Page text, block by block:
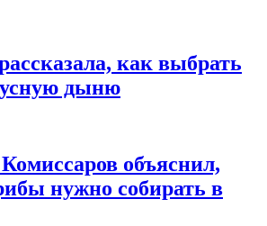
как выбрать
дыню
объяснил,
нужно собирать в